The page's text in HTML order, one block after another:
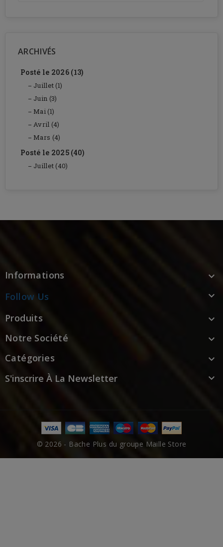
ARCHIVÉS
Posté le 2026 (13)
Juillet (1)
Juin (3)
Mai (1)
Avril (4)
Mars (4)
Posté le 2025 (40)
Juillet (40)
Informations

Follow Us

Produits

Notre Société

Catégories

S'inscrire À La Newsletter

© 2026 - Bache Plus du groupe Maille Store